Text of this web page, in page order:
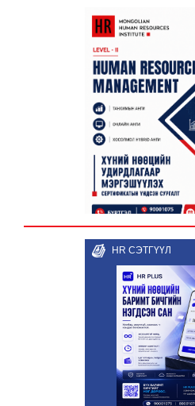
HR СЭТГҮҮЛ